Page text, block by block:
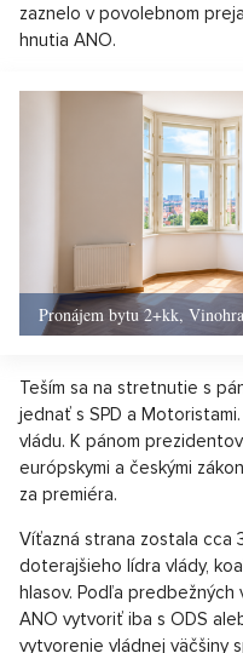
zaznelo v povolebnom
hnutia ANO.
Pronájem bytu 2+kk,
Teším sa na stretnutie s
jednať s SPD a
vládu. K pánom
európskymi a českými
za premiéra.
Víťazná strana zostala cca
doterajšieho lídra vlády,
hlasov. Podľa predbežných
ANO vytvoriť iba s ODS
vytvorenie vládnej väčšiny